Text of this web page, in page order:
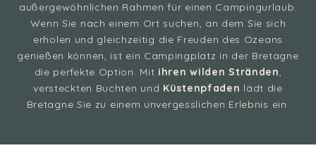
außergewöhnlichen Rahmen für einen Campingurlaub.
Wenn Sie nach einem Ort suchen, an dem Sie sich
erholen und gleichzeitig die Freuden des Ozeans
genießen können, ist ein Campingplatz in der Bretagne
die perfekte Option. Mit ihren wilden Stränden,
versteckten Buchten und Küstenpfaden lädt die
Bretagne Sie zu einem unvergesslichen Erlebnis ein.